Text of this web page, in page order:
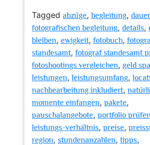
Tagged abzüge,begleitung, dauer
fotografischen begleitung, details,
bleiben, ewigkeit, fotobuch,
standesamt, fotograf standesamt
fotoshootings vergleichen, geld
leistungen,leistungsumfang,
nachbearbeitung inkludiert,
momente einfangen, pakete,
pauschalangebote, portfolio prüfen
leistungs-verhältnis, preise,
region, stundenanzahlen, tipps,